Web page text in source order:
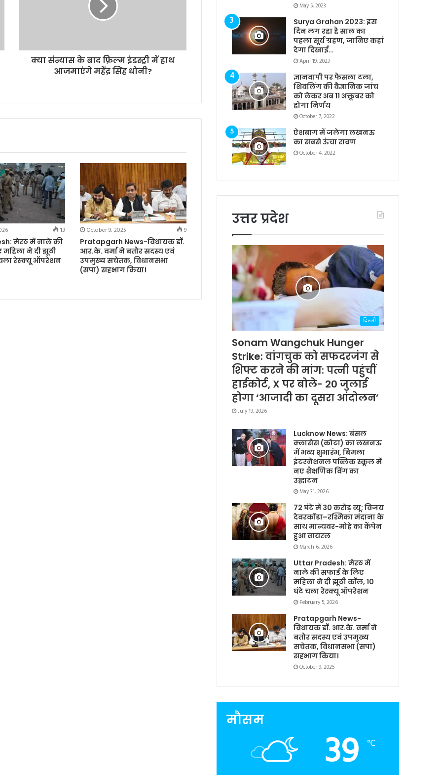
क्या संन्यास के बाद फ़िल्म इंडस्ट्री में हाथ
आजमाएंगे महेंद्र सिंह धोनी?
13
मेरठ में नाले की
ने दी झूठी
रेस्क्यू ऑपरेशन
October 9, 2025
9
Pratapgarh News-विधायक डॉ.
आर.के. वर्मा ने बतौर सदस्य एवं
उपमुख्य सचेतक, विधानसभा
(सपा) सहभाग किया।
May 5, 2023
Surya Grahan 2023: इस
दिन लग रहा है साल का
पहला सूर्य ग्रहण, जानिए कहां
देगा दिखाई…
April 19, 2023
ज्ञानवापी पर फैसला टला,
शिवलिंग की वैज्ञानिक जांच
को लेकर अब 11 अक्तूबर को
होगा निर्णय
October 7, 2022
ऐशबाग में जलेगा लखनऊ
का सबसे ऊंचा रावण
October 4, 2022
उत्तर प्रदेश
दिल्ली
Sonam Wangchuk Hunger
Strike: वांगचुक को सफदरजंग से
शिफ्ट करने की मांग: पत्नी पहुंचीं
हाईकोर्ट, X पर बोले- 20 जुलाई
होगा ‘आजादी का दूसरा आंदोलन’
July 19, 2026
Lucknow News: बंसल
क्लासेस (कोटा) का लखनऊ
में भव्य शुभारंभ, बिमला
इंटरनेशनल पब्लिक स्कूल में
नए शैक्षणिक विंग का
उद्घाटन
May 31, 2026
72 घंटे में 30 करोड़ व्यू: विजय
देवरकोंडा–रश्मिका मंदाना के
साथ मान्यवर-मोहे का कैंपेन
हुआ वायरल
March 6, 2026
Uttar Pradesh: मेरठ में
नाले की सफाई के लिए
महिला ने दी झूठी कॉल, 10
घंटे चला रेस्क्यू ऑपरेशन
February 5, 2026
Pratapgarh News-
विधायक डॉ. आर.के. वर्मा ने
बतौर सदस्य एवं उपमुख्य
सचेतक, विधानसभा (सपा)
सहभाग किया।
October 9, 2025
मौसम
39 ℃